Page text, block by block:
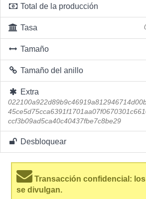
Total de la producción
Tasa
Tamaño
Tamaño del anillo
Extra
ccf3b09ad5ca40c40437fbe7c8be29
Desbloquear
Transacción confidencial:
se divulgan.